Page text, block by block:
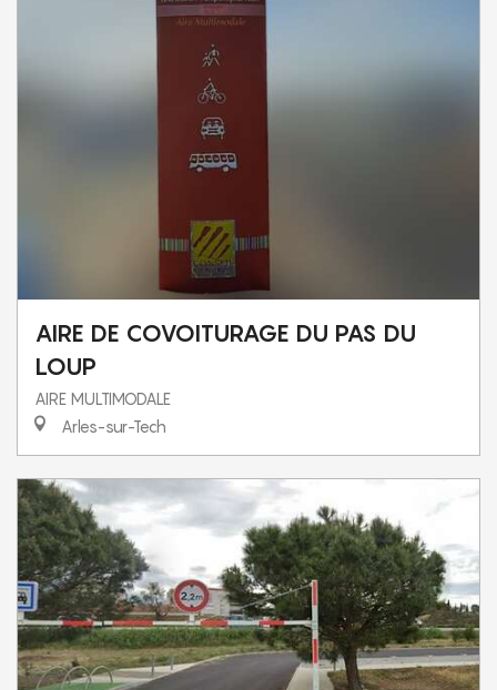
AIRE DE COVOITURAGE DU PAS DU
LOUP
AIRE MULTIMODALE
Arles-sur-Tech